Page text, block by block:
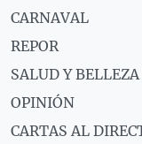
CARNAVAL
REPOR
SALUD Y BELLEZA
OPINIÓN
CARTAS AL